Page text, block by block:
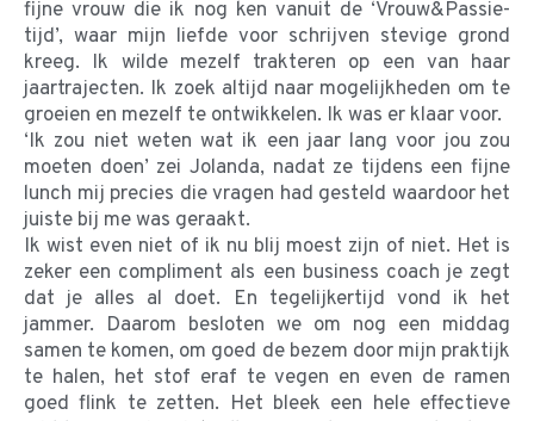
fijne vrouw die ik nog ken vanuit de ‘Vrouw&Passie-
tijd’, waar mijn liefde voor schrijven stevige grond
kreeg. Ik wilde mezelf trakteren op een van haar
jaartrajecten. Ik zoek altijd naar mogelijkheden om te
groeien en mezelf te ontwikkelen. Ik was er klaar voor.
‘Ik zou niet weten wat ik een jaar lang voor jou zou
moeten doen’ zei Jolanda, nadat ze tijdens een fijne
lunch mij precies die vragen had gesteld waardoor het
juiste bij me was geraakt.
Ik wist even niet of ik nu blij moest zijn of niet. Het is
zeker een compliment als een business coach je zegt
dat je alles al doet. En tegelijkertijd vond ik het
jammer. Daarom besloten we om nog een middag
samen te komen, om goed de bezem door mijn praktijk
te halen, het stof eraf te vegen en even de ramen
goed flink te zetten. Het bleek een hele effectieve